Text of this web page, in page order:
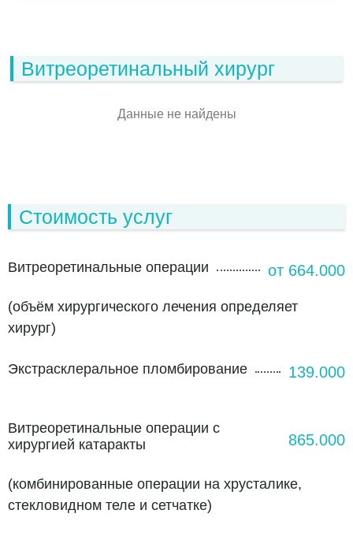
Витреоретинальный хирург
Данные не найдены
Стоимость услуг
Витреоретинальные операции от 664.000
(объём хирургического лечения определяет
хирург)
Экстрасклеральное пломбирование 139.000
Витреоретинальные операции с
хирургией катаракты
865.000
(комбинированные операции на хрусталике,
стекловидном теле и сетчатке)